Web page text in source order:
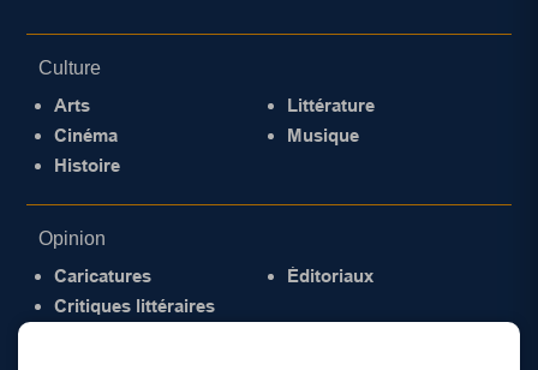
Culture
Arts
Cinéma
Histoire
Littérature
Musique
Opinion
Caricatures
Critiques littéraires
Éditoriaux